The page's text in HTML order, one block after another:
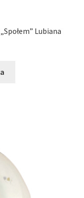
Lubiana